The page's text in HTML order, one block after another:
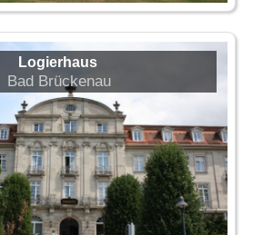
Logierhaus
Bad Brückenau